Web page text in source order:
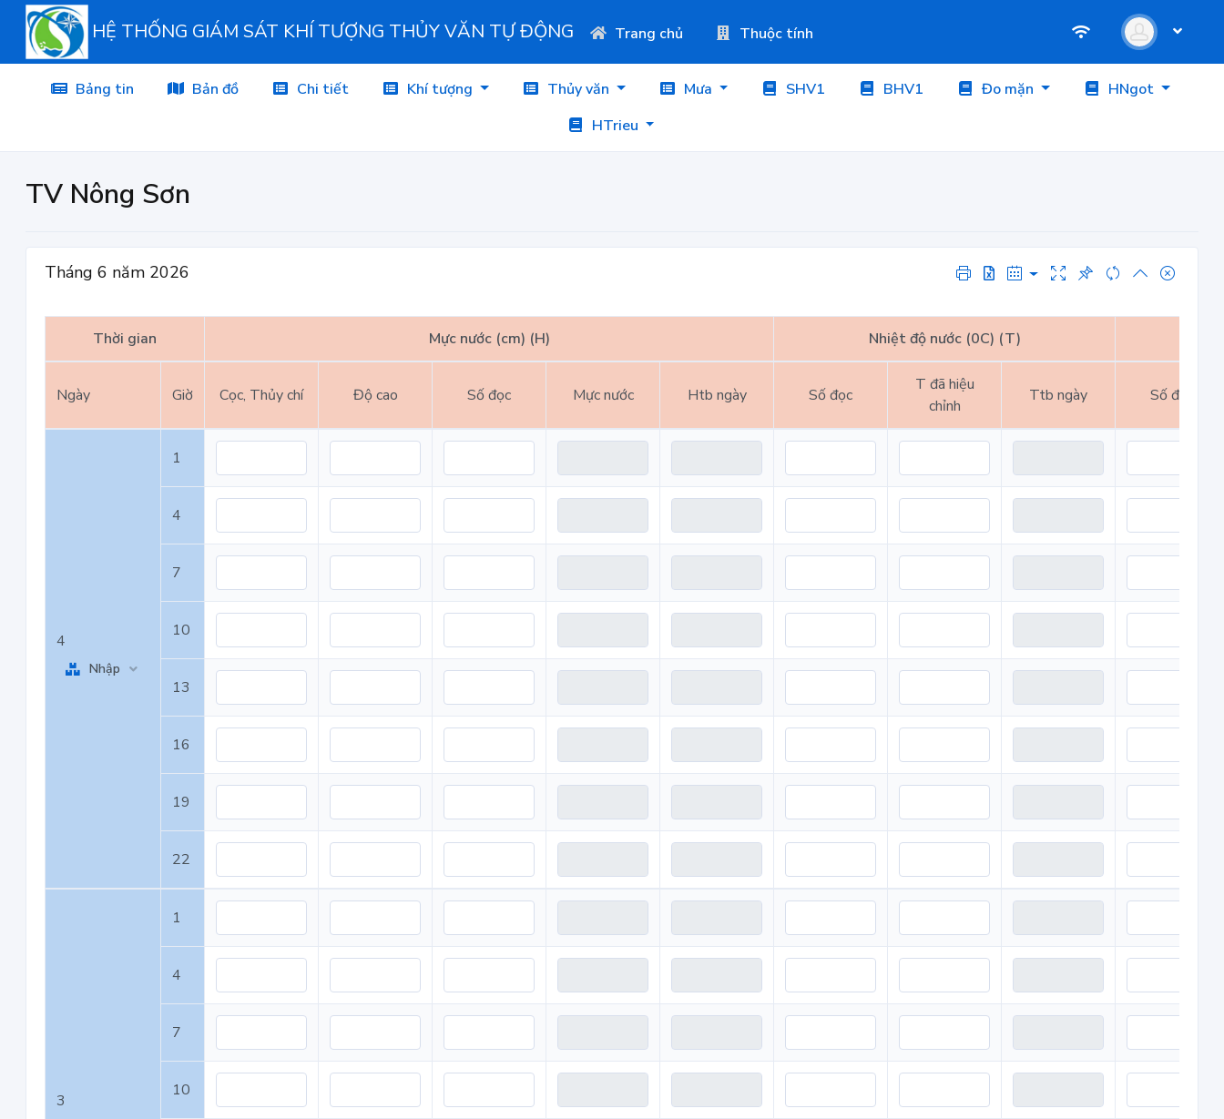
HỆ THỐNG GIÁM SÁT KHÍ TƯỢNG THỦY VĂN TỰ ĐỘNG Trang chủ Thuộc tính
Bảng tin Bản đồ Chi tiết Khí tượng Thủy văn Mưa SHV1 BHV1 Đo mặn
HNgot
HTrieu
TV Nông Sơn
Tháng 6 năm 2026
Thời gian Mực nước (cm) (H) Nhiệt độ nước (0C) (T)
Ngày Giờ Cọc, Thủy chí Độ cao Số đọc Mực nước Htb ngày Số đọc
T đã hiệu
chỉnh
Ttb ngày Số đọc
4
Nhập
1
4
7
10
13
16
19
22
3
1
4
7
10